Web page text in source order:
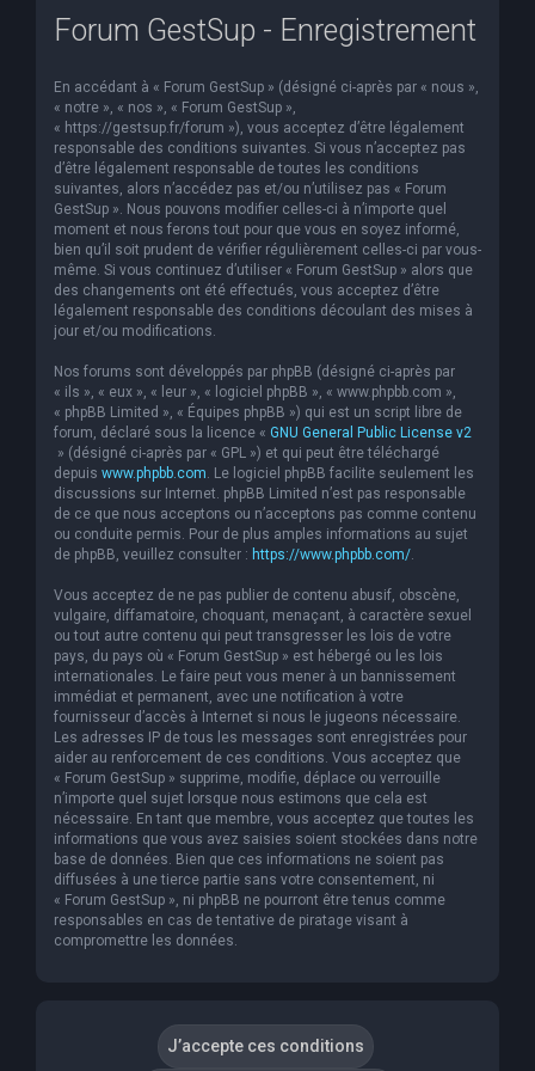
Forum GestSup - Enregistrement
En accédant à « Forum GestSup » (désigné ci-après par « nous »,
« notre », « nos », « Forum GestSup »,
« https://gestsup.fr/forum »), vous acceptez d’être légalement
responsable des conditions suivantes. Si vous n’acceptez pas
d’être légalement responsable de toutes les conditions
suivantes, alors n’accédez pas et/ou n’utilisez pas « Forum
GestSup ». Nous pouvons modifier celles-ci à n’importe quel
moment et nous ferons tout pour que vous en soyez informé,
bien qu’il soit prudent de vérifier régulièrement celles-ci par vous-
même. Si vous continuez d’utiliser « Forum GestSup » alors que
des changements ont été effectués, vous acceptez d’être
légalement responsable des conditions découlant des mises à
jour et/ou modifications.
Nos forums sont développés par phpBB (désigné ci-après par
« ils », « eux », « leur », « logiciel phpBB », « www.phpbb.com »,
« phpBB Limited », « Équipes phpBB ») qui est un script libre de
forum, déclaré sous la licence « GNU General Public License v2
» (désigné ci-après par « GPL ») et qui peut être téléchargé
depuis www.phpbb.com. Le logiciel phpBB facilite seulement les
discussions sur Internet. phpBB Limited n’est pas responsable
de ce que nous acceptons ou n’acceptons pas comme contenu
ou conduite permis. Pour de plus amples informations au sujet
de phpBB, veuillez consulter : https://www.phpbb.com/.
Vous acceptez de ne pas publier de contenu abusif, obscène,
vulgaire, diffamatoire, choquant, menaçant, à caractère sexuel
ou tout autre contenu qui peut transgresser les lois de votre
pays, du pays où « Forum GestSup » est hébergé ou les lois
internationales. Le faire peut vous mener à un bannissement
immédiat et permanent, avec une notification à votre
fournisseur d’accès à Internet si nous le jugeons nécessaire.
Les adresses IP de tous les messages sont enregistrées pour
aider au renforcement de ces conditions. Vous acceptez que
« Forum GestSup » supprime, modifie, déplace ou verrouille
n’importe quel sujet lorsque nous estimons que cela est
nécessaire. En tant que membre, vous acceptez que toutes les
informations que vous avez saisies soient stockées dans notre
base de données. Bien que ces informations ne soient pas
diffusées à une tierce partie sans votre consentement, ni
« Forum GestSup », ni phpBB ne pourront être tenus comme
responsables en cas de tentative de piratage visant à
compromettre les données.